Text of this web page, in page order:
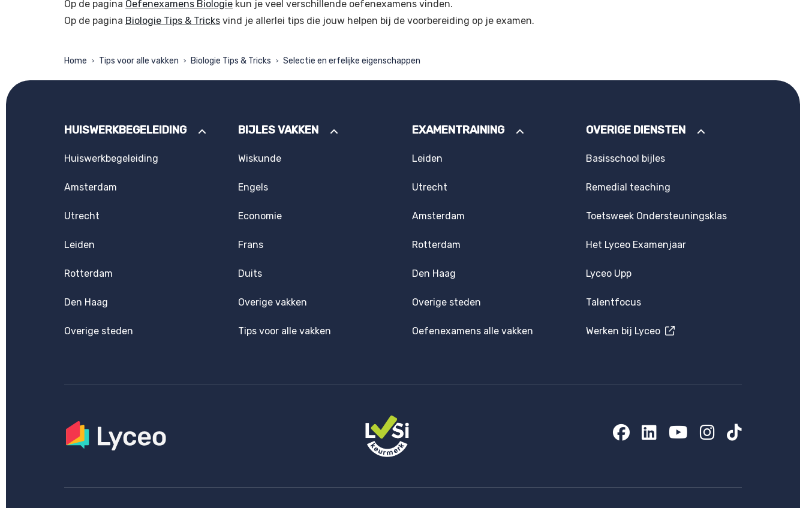
Op de pagina Oefenexamens Biologie kun je veel verschillende oefenexamens vinden.
Op de pagina Biologie Tips & Tricks vind je allerlei tips die jouw helpen bij de voorbereiding op je examen.
Home > Tips voor alle vakken > Biologie Tips & Tricks > Selectie en erfelijke eigenschappen
HUISWERKBEGELEIDING
Huiswerkbegeleiding
Amsterdam
Utrecht
Leiden
Rotterdam
Den Haag
Overige steden
BIJLES VAKKEN
Wiskunde
Engels
Economie
Frans
Duits
Overige vakken
Tips voor alle vakken
EXAMENTRAINING
Leiden
Utrecht
Amsterdam
Rotterdam
Den Haag
Overige steden
Oefenexamens alle vakken
OVERIGE DIENSTEN
Basisschool bijles
Remedial teaching
Toetsweek Ondersteuningsklas
Het Lyceo Examenjaar
Lyceo Upp
Talentfocus
Werken bij Lyceo
Facebook
LinkedIn
YouTube
Instagram
TikTok